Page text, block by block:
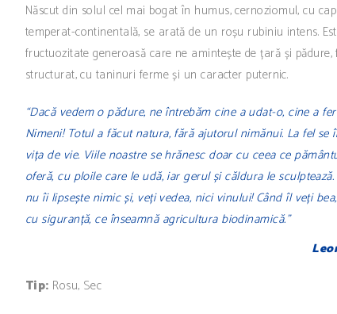
Născut din solul cel mai bogat în humus, cernoziomul, cu
temperat-continentală, se arată de un roșu rubiniu intens.
fructuozitate generoasă care ne amintește de țară și
structurat, cu taninuri ferme și un caracter puternic.
“Dacă vedem o pădure, ne întrebăm cine a udat-o, cine a
Nimeni! Totul a făcut natura, fără ajutorul nimănui. La fel se
vița de vie. Viile noastre se hrănesc doar cu ceea ce
oferă, cu ploile care le udă, iar gerul și căldura le
nu îi lipsește nimic și, veți vedea, nici vinului! Când îl veți
cu siguranță, ce înseamnă agricultura biodinamică.”
Tip: Rosu, Sec